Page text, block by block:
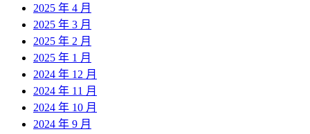
2025 年 4 月
2025 年 3 月
2025 年 2 月
2025 年 1 月
2024 年 12 月
2024 年 11 月
2024 年 10 月
2024 年 9 月